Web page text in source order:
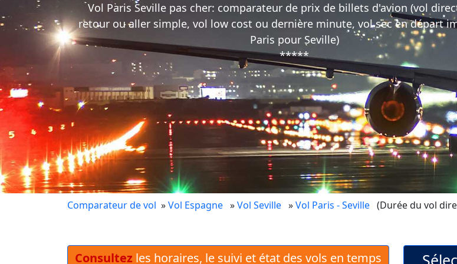
Vol Paris Seville pas cher: comparateur de prix de billets d'avion (vol
retour ou aller simple, vol low cost ou dernière minute, vol sec en départ
Paris pour Seville)
*****
Comparateur de vol »Vol Espagne »Vol Seville »Vol Paris - Seville (Durée du vol
Consultez les horaires, le suivi et état des vols en temps